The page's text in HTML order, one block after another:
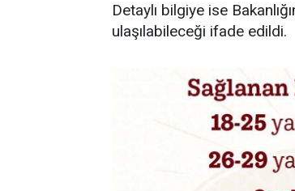
Detaylı bilgiye ise
ulaşılabileceği ifade edildi.